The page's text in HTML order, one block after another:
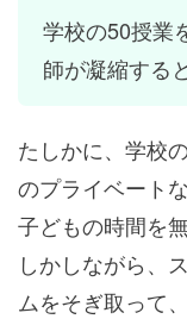
学校の50授業
師が凝縮する
たしかに、学校
のプライベート
子どもの時間を
しかしながら、
ムをそぎ取って